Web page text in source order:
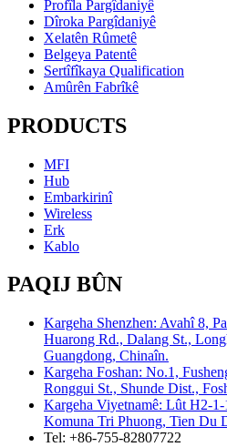
Profîla Pargîdaniyê
Dîroka Pargîdaniyê
Xelatên Rûmetê
Belgeya Patentê
Sertîfîkaya Qualification
Amûrên Fabrîkê
PRODUCTS
MFI
Hub
Embarkirinî
Wireless
Erk
Kablo
PAQIJ BÛN
Kargeha Shenzhen: Avahî 8,
Huarong Rd., Dalang St.,
Guangdong, Chinaîn.
Kargeha Foshan: No.1,
Ronggui St., Shunde Dist.,
Kargeha Viyetnamê: Lût H2-
Komuna Tri Phuong, Tien Du
Tel: +86-755-82807722